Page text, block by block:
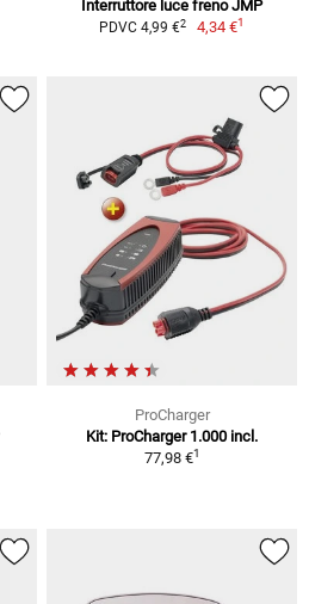
Interruttore luce freno JMP
PDVC 4,99 €2 4,34 €1
ProCharger
Kit: ProCharger 1.000 incl.
77,98 €1